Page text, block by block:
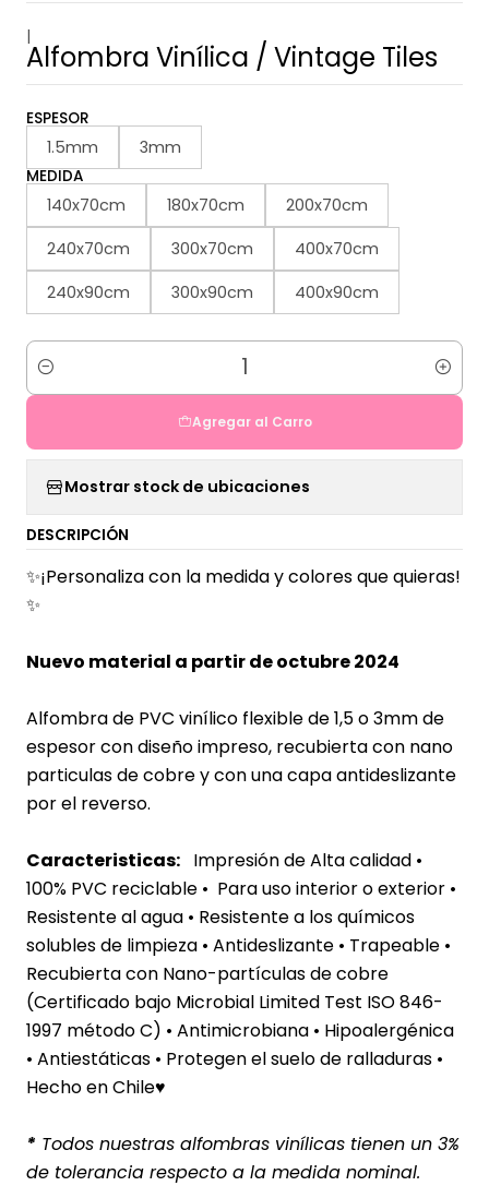
|
Alfombra Vinílica / Vintage Tiles
ESPESOR
1.5mm 3mm
MEDIDA
140x70cm 180x70cm
200x70cm
240x70cm
300x70cm
400x70cm
240x90cm
300x90cm 400x90cm
Cantidad
Agregar al Carro
Mostrar stock de ubicaciones
DESCRIPCIÓN
✨¡Personaliza con la medida y colores que quieras!
✨
Nuevo material a partir de octubre 2024
Alfombra de PVC vinílico flexible de 1,5 o 3mm de
espesor con diseño impreso, recubierta con nano
particulas de cobre y con una capa antideslizante
por el reverso.
Caracteristicas: Impresión de Alta calidad •
100% PVC reciclable • Para uso interior o exterior •
Resistente al agua • Resistente a los químicos
solubles de limpieza • Antideslizante • Trapeable •
Recubierta con Nano-partículas de cobre
(Certificado bajo Microbial Limited Test ISO 846-
1997 método C) • Antimicrobiana • Hipoalergénica
• Antiestáticas • Protegen el suelo de ralladuras •
Hecho en Chile♥
* Todos nuestras alfombras vinílicas tienen un 3%
de tolerancia respecto a la medida nominal.